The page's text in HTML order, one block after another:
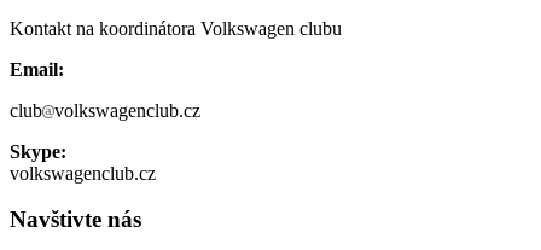
Kontakt na koordinátora Volkswagen clubu
Email:
club volkswagenclub.cz
Skype:
volkswagenclub.cz
Navštivte nás